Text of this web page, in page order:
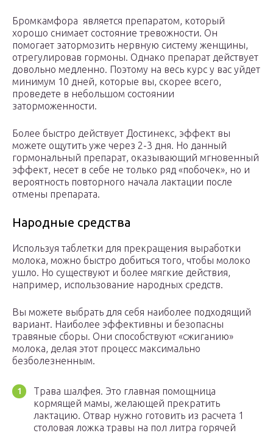
Бромкамфора является препаратом, который
хорошо снимает состояние тревожности. Он
помогает затормозить нервную систему женщины,
отрегулировав гормоны. Однако препарат действует
довольно медленно. Поэтому на весь курс у вас уйдет
минимум 10 дней, которые вы, скорее всего,
проведете в небольшом состоянии
заторможенности.
Более быстро действует Достинекс, эффект вы
можете ощутить уже через 2-3 дня. Но данный
гормональный препарат, оказывающий мгновенный
эффект, несет в себе не только ряд «побочек», но и
вероятность повторного начала лактации после
отмены препарата.
Народные средства
Используя таблетки для прекращения выработки
молока, можно быстро добиться того, чтобы молоко
ушло. Но существуют и более мягкие действия,
например, использование народных средств.
Вы можете выбрать для себя наиболее подходящий
вариант. Наиболее эффективны и безопасны
травяные сборы. Они способствуют «сжиганию»
молока, делая этот процесс максимально
безболезненным.
Трава шалфея. Это главная помощница
кормящей мамы, желающей прекратить
лактацию. Отвар нужно готовить из расчета 1
столовая ложка травы на пол литра горячей